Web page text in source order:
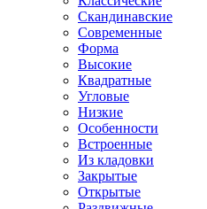
Скандинавские
Современные
Форма
Высокие
Квадратные
Угловые
Низкие
Особенности
Встроенные
Из кладовки
Закрытые
Открытые